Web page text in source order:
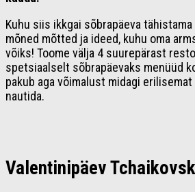
Kuhu siis ikkgai sõbrapäeva
mõned mõtted ja ideed, kuhu oma
võiks! Toome välja 4 suurepärast
spetsiaalselt sõbrapäevaks menüüd
pakub aga võimalust midagi
nautida.
Valentinipäev